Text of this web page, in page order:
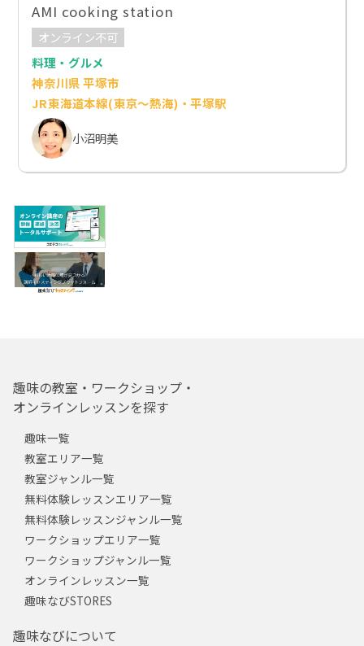
AMI cooking station
オンライン不可
料理・グルメ
神奈川県 平塚市
JR東海道本線(東京～熱海)・平塚駅
小沼明美
趣味の教室・ワークショップ・
オンラインレッスンを探す
趣味一覧
教室エリア一覧
教室ジャンル一覧
無料体験レッスンエリア一覧
無料体験レッスンジャンル一覧
ワークショップエリア一覧
ワークショップジャンル一覧
オンラインレッスン一覧
趣味なびSTORES
趣味なびについて